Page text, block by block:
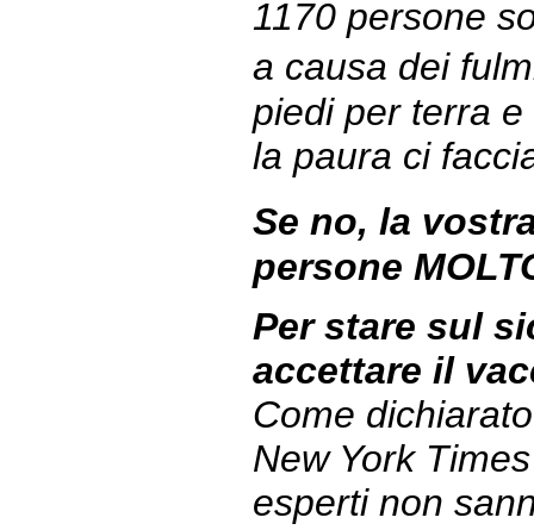
1170 persone
a causa dei
piedi per terra
la paura ci
Se no, la
persone
Per stare sul
accettare il
Come
New York
esperti non